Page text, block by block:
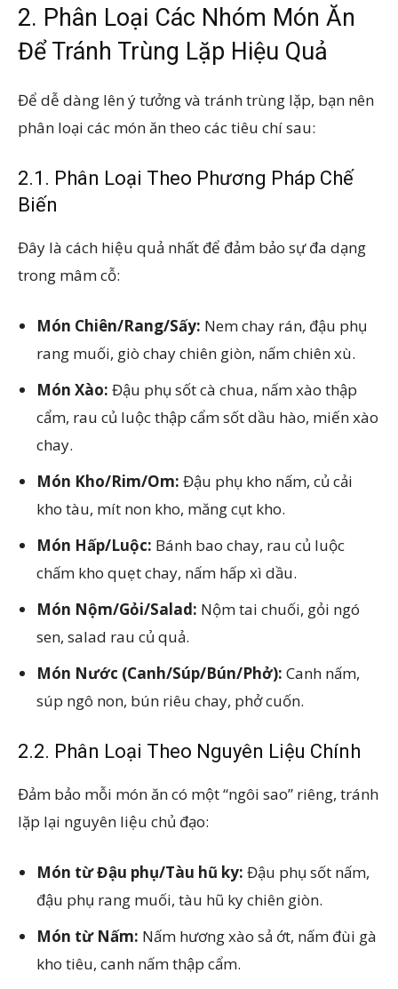
2. Phân Loại Các Nhóm Món Ăn
Để Tránh Trùng Lặp Hiệu Quả
Để dễ dàng lên ý tưởng và tránh trùng lặp, bạn nên
phân loại các món ăn theo các tiêu chí sau:
2.1. Phân Loại Theo Phương Pháp Chế
Biến
Đây là cách hiệu quả nhất để đảm bảo sự đa dạng
trong mâm cỗ:
Món Chiên/Rang/Sấy: Nem chay rán, đậu phụ
rang muối, giò chay chiên giòn, nấm chiên xù.
Món Xào: Đậu phụ sốt cà chua, nấm xào thập
cẩm, rau củ luộc thập cẩm sốt dầu hào, miến xào
chay.
Món Kho/Rim/Om: Đậu phụ kho nấm, củ cải
kho tàu, mít non kho, măng cụt kho.
Món Hấp/Luộc: Bánh bao chay, rau củ luộc
chấm kho quẹt chay, nấm hấp xì dầu.
Món Nộm/Gỏi/Salad: Nộm tai chuối, gỏi ngó
sen, salad rau củ quả.
Món Nước (Canh/Súp/Bún/Phở): Canh nấm,
súp ngô non, bún riêu chay, phở cuốn.
2.2. Phân Loại Theo Nguyên Liệu Chính
Đảm bảo mỗi món ăn có một “ngôi sao” riêng, tránh
lặp lại nguyên liệu chủ đạo:
Món từ Đậu phụ/Tàu hũ ky: Đậu phụ sốt nấm,
đậu phụ rang muối, tàu hũ ky chiên giòn.
Món từ Nấm: Nấm hương xào sả ớt, nấm đùi gà
kho tiêu, canh nấm thập cẩm.